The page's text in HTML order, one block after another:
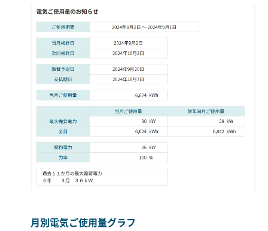
月別電気ご使用量グラフ